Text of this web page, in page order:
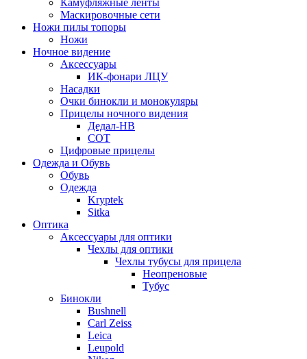
Камуфляжные ленты
Маскировочные сети
Ножи пилы топоры
Ножи
Ночное видение
Аксессуары
ИК-фонари ЛЦУ
Насадки
Очки бинокли и монокуляры
Прицелы ночного видения
Дедал-НВ
СОТ
Цифровые прицелы
Одежда и Обувь
Обувь
Одежда
Kryptek
Sitka
Оптика
Аксессуары для оптики
Чехлы для оптики
Чехлы тубусы для прицела
Неопреновые
Тубус
Бинокли
Bushnell
Carl Zeiss
Leica
Leupold